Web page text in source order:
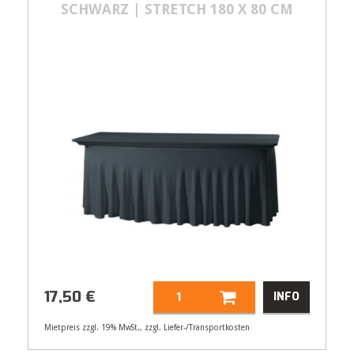
SCHWARZ | STRETCH 180 X 80 CM
17,50 € INFO
Mietpreis zzgl. 19% MwSt., zzgl. Liefer-/Transportkosten